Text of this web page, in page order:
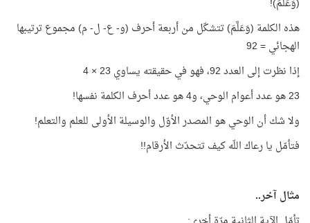
(وَعَلَّمَ)!
هذه الكلمة (وَعَلَّمَ) تتشكّل من أربعة أحرف (و- ع- ل- م) مجموع ترتيبها
الهجائي = 92
إذا نظرت إلى العدد 92، فهو في حقيقته يساوي 23 × 4
23 هو عدد أعوام الوحي، و4 هو عدد أحرف الكلمة نفسها!
ولا شك أن الوحي هو المصدر الأوّل والوسيلة الأولى للعلم والتعلم!
فتأمّل يا رعاك اللّه كيف تتحدّث الأرقام!!
مثال آخر..